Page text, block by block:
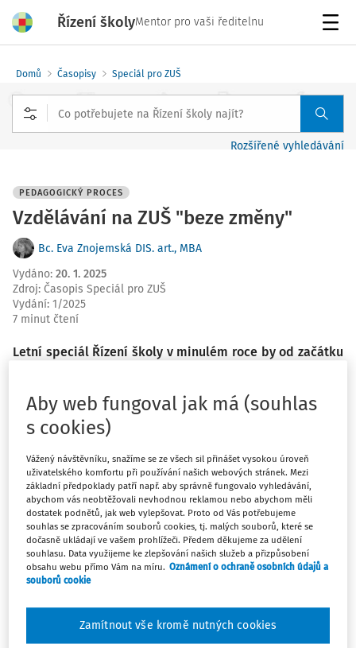
Řízení školyMentor pro vaši ředitelnu
Domů Časopisy Speciál pro ZUŠ
Rozšířené vyhledávání
PEDAGOGICKÝ PROCES
Vzdělávání na ZUŠ "beze změny"
Bc. Eva Znojemská DIS. art., MBA
Vydáno: 20. 1. 2025
Zdroj: Časopis Speciál pro ZUŠ
Vydání: 1/2025
7 minut čtení
Letní speciál Řízení školy v minulém roce by od začátku
kterým za dlouhá desetiletí nikdy nedošlo v našich
školách, v ZUŠ.
Vzpomínám na dobu před více než čtyřiceti roky, která byla
postavena na naprosto direktivním vzdělávání. V průběhu
studia nám (studentům konzervatoře) bylo mnohokrát
přízvukováno, že naše šestileté vzdělání se připravuje na
velkou transformaci. Přeměna měla spočívat v tom, že
vzhledem k delší době našeho středoškolského studia
Aby web fungoval jak má (souhlas
s cookies)
Vážený návštěvníku, snažíme se ze všech sil přinášet vysokou úroveň
uživatelského komfortu při používání našich webových stránek. Mezi
základní předpoklady patří např. aby správně fungovalo vyhledávání,
abychom vás neobtěžovali nevhodnou reklamou nebo abychom měli
dostatek podnětů, jak web vylepšovat. Proto od Vás potřebujeme
souhlas se zpracováním souborů cookies, tj. malých souborů, které se
dočasně ukládají ve vašem prohlížeči. Předem děkujeme za udělení
souhlasu. Data využijeme ke zlepšování našich služeb a přizpůsobení
obsahu webu přímo Vám na míru. Oznámení o ochraně osobních údajů a
souborů cookie
Zamítnout vše kromě nutných cookies